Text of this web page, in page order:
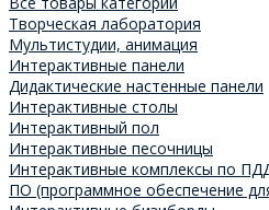
Творческая лаборатория
Мультистудии, анимация
Интерактивные панели
Дидактические настенные панели
Интерактивные столы
Интерактивный пол
Интерактивные песочницы
Интерактивные комплексы по
ПО (программное обеспечение